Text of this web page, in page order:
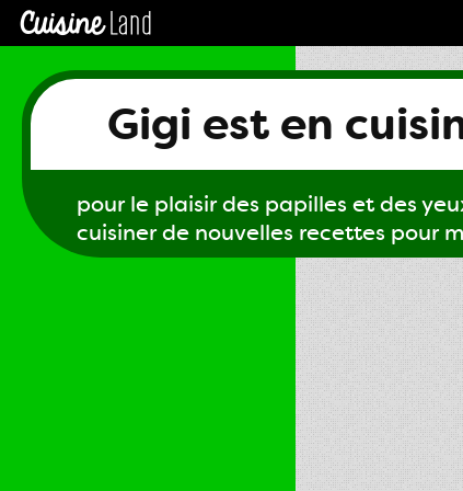
Gigi est en
pour le plaisir des papilles et des
cuisiner de nouvelles recettes pour